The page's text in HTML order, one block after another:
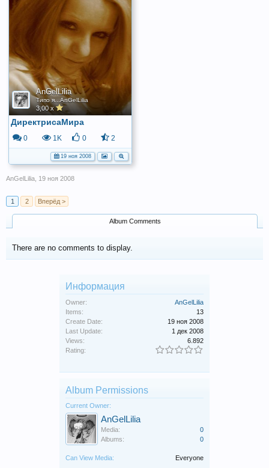
AnGelLilia
Типо я...AnGelLilia
3,00 x
ДиректрисаМира
0 1K 0 2
19 ноя 2008
AnGelLilia 19 ноя 2008
1 2 Вперёд >
Album Comments
There are no comments to display.
Информация
Owner:
AnGelLilia
Items:
13
Create Date:
19 ноя 2008
Last Update:
1 дек 2008
Views:
6.892
Rating:
Album Permissions
Current Owner:
AnGelLilia
Media:
0
Albums:
0
Can View Media:
Everyone